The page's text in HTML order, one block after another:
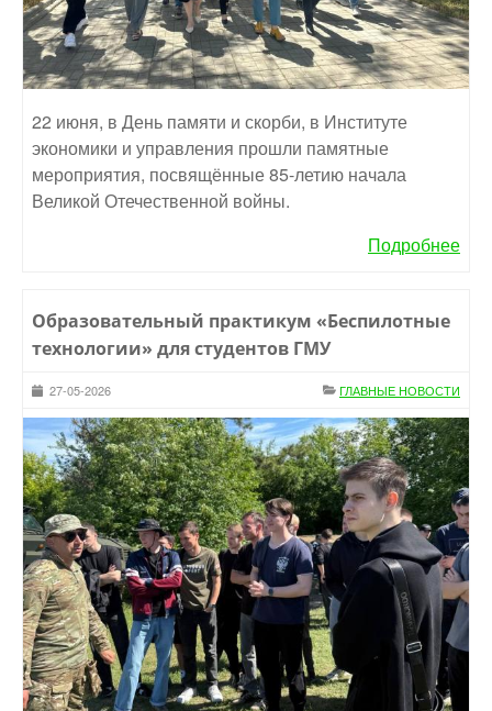
22 июня, в День памяти и скорби, в Институте
экономики и управления прошли памятные
мероприятия, посвящённые 85-летию начала
Великой Отечественной войны.
Подробнее
Образовательный практикум «Беспилотные
технологии» для студентов ГМУ
27-05-2026 ГЛАВНЫЕ НОВОСТИ